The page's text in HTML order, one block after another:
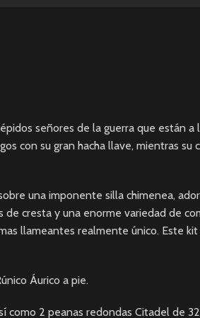
señores de la guerra que están
con su gran hacha llave, mientras
una imponente silla chimenea,
cresta y una enorme variedad de
llameantes realmente único. Este
Áurico a pie.
2 peanas redondas Citadel de